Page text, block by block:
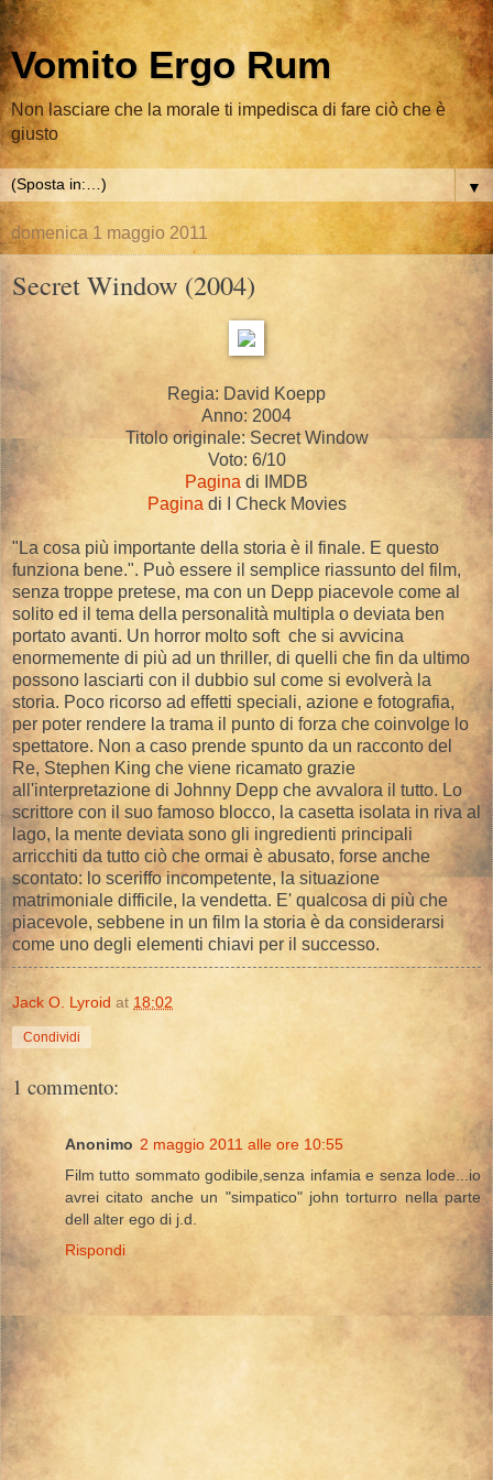
Vomito Ergo Rum
Non lasciare che la morale ti impedisca di fare ciò che è
giusto
▼
domenica 1 maggio 2011
Secret Window (2004)
Regia: David Koepp
Anno: 2004
Titolo originale: Secret Window
Voto: 6/10
Paginadi IMDB
Pagina di I Check Movies
"La cosa più importante della storia è il finale. E questo
funziona bene.". Può essere il semplice riassunto del film,
senza troppe pretese, ma con un Depp piacevole come al
solito ed il tema della personalità multipla o deviata ben
portato avanti. Un horror molto soft che si avvicina
enormemente di più ad un thriller, di quelli che fin da ultimo
possono lasciarti con il dubbio sul come si evolverà la
storia. Poco ricorso ad effetti speciali, azione e fotografia,
per poter rendere la trama il punto di forza che coinvolge lo
spettatore. Non a caso prende spunto da un racconto del
Re, Stephen King che viene ricamato grazie
all'interpretazione di Johnny Depp che avvalora il tutto. Lo
scrittore con il suo famoso blocco, la casetta isolata in riva al
lago, la mente deviata sono gli ingredienti principali
arricchiti da tutto ciò che ormai è abusato, forse anche
scontato: lo sceriffo incompetente, la situazione
matrimoniale difficile, la vendetta. E' qualcosa di più che
piacevole, sebbene in un film la storia è da considerarsi
come uno degli elementi chiavi per il successo.
Jack O. Lyroid at 18:02
Condividi
1 commento:
Anonimo 2 maggio 2011 alle ore 10:55
Film tutto sommato godibile,senza infamia e senza lode...io
avrei citato anche un "simpatico" john torturro nella parte
dell alter ego di j.d.
Rispondi